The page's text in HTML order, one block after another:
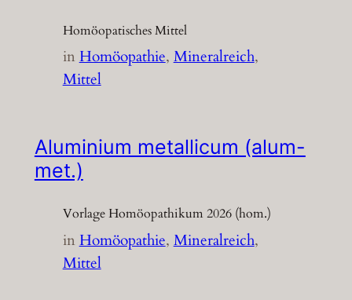
Homöopatisches Mittel
inHomöopathie, Mineralreich
Mittel
Aluminium metallicum (alum-
met.)
Vorlage Homöopathikum 2026 (hom.)
inHomöopathie, Mineralreich
Mittel